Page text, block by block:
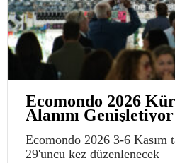
Ecomondo 2026
Alanını Genişletiyor
Ecomondo 2026 3-6 Kasım
29'uncu kez düzenlenecek